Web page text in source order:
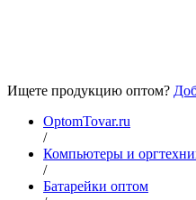
Ищете продукцию оптом?
OptomTovar.ru
/
Компьютеры и
/
Батарейки оптом